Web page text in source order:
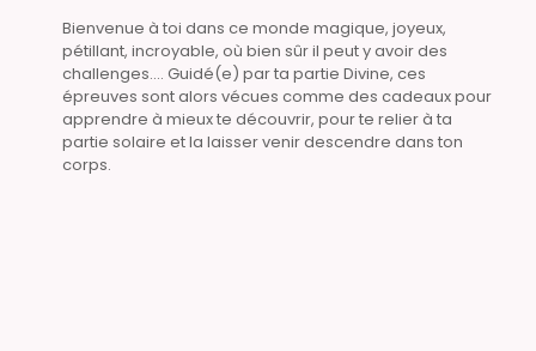
Bienvenue à toi dans ce monde magique, joyeux,
pétillant, incroyable, où bien sûr il peut y avoir des
challenges.... Guidé(e) par ta partie Divine, ces
épreuves sont alors vécues comme des cadeaux pour
apprendre à mieux te découvrir, pour te relier à ta
partie solaire et la laisser venir descendre dans ton
corps.